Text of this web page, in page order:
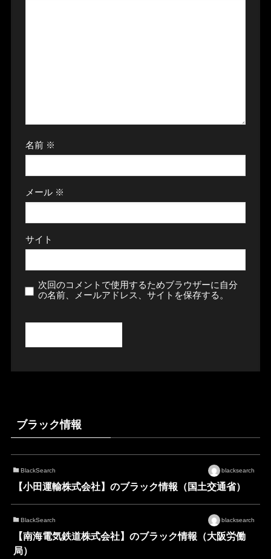
名前 ※
メール ※
サイト
次回のコメントで使用するためブラウザーに自分
の名前、メールアドレス、サイトを保存する。
ブラック情報
BlackSearch blacksearch
【小田運輸株式会社】のブラック情報（国土交通省）
BlackSearch blacksearch
【南海電気鉄道株式会社】のブラック情報（大阪労働
局）